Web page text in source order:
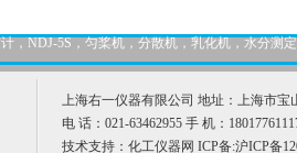
，NDJ-5S，匀桨机，分散机，乳化机，水分测
上海右一仪器有限公司 地址：上海市宝
电 话：021-63462955 手 机：
技术支持： 化工仪器网 ICP备:沪ICP备